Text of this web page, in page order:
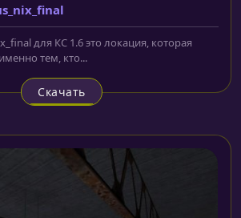
для КС 1.6 это локация, которая
тем, кто...
Скачать